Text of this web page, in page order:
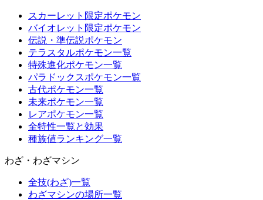
スカーレット限定ポケモン
バイオレット限定ポケモン
伝説・準伝説ポケモン
テラスタルポケモン一覧
特殊進化ポケモン一覧
パラドックスポケモン一覧
古代ポケモン一覧
未来ポケモン一覧
レアポケモン一覧
全特性一覧と効果
種族値ランキング一覧
わざ・わざマシン
全技(わざ)一覧
わざマシンの場所一覧